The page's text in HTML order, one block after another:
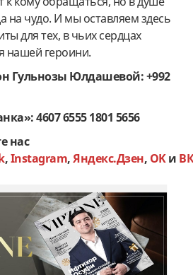
на чудо. И мы оставляем здесь
для тех, в чьих сердцах
нашей героини.
Гульнозы Юлдашевой: +992
4607 6555 1801 5656
нас
,Instagram,Яндекс.Дзен, OKи ВК